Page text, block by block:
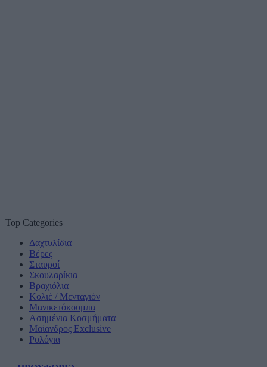
Top Categories
Δαχτυλίδια
Βέρες
Σταυροί
Σκουλαρίκια
Βραχιόλια
Κολιέ / Μενταγιόν
Μανικετόκουμπα
Ασημένια Κοσμήματα
Μαίανδρος Exclusive
Ρολόγια